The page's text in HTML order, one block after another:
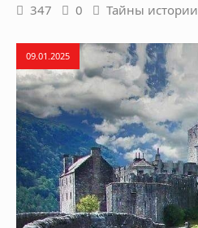
347 0 Тайны истории
09.01.2025